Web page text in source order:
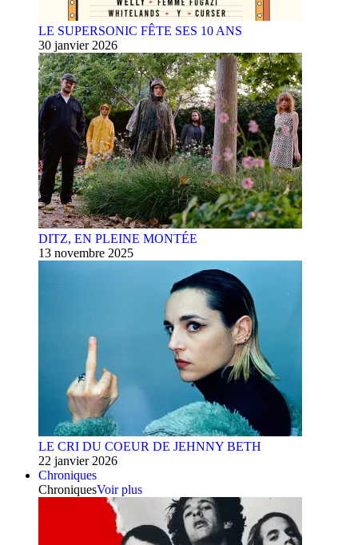
LE SUPERSONIC FÊTE SES 10 ANS
30 janvier 2026
DITZ, EN PLEINE MONTÉE
13 novembre 2025
LE CRI DU COEUR DE JEHNNY BETH
22 janvier 2026
Chroniques
ChroniquesVoir plus